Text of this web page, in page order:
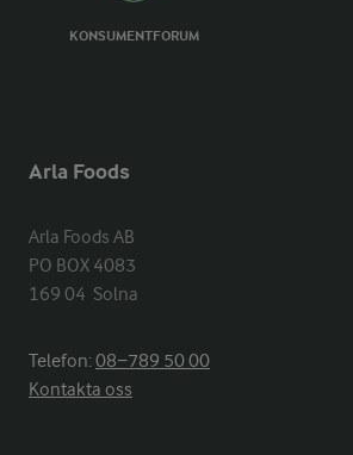
KONSUMENTFORUM
Arla Foods
Arla Foods AB
PO BOX 4083
169 04  Solna
Telefon:08−789 50 00
Kontakta oss